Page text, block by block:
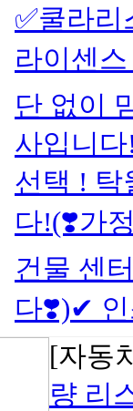
✅쿨라리
라이센
단 없이
사입니
선택 ! 탁
다!(❣️가
건물 센
다❣️)✔ 인
[자동
량 리